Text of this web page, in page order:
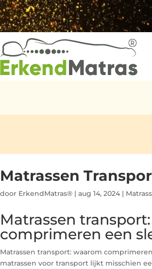
Matrassen
door ErkendMatras® | aug 14, 2024 |
Matrassen
comprimeren een
Matrassen transport: waarom
matrassen voor transport lijkt misschien